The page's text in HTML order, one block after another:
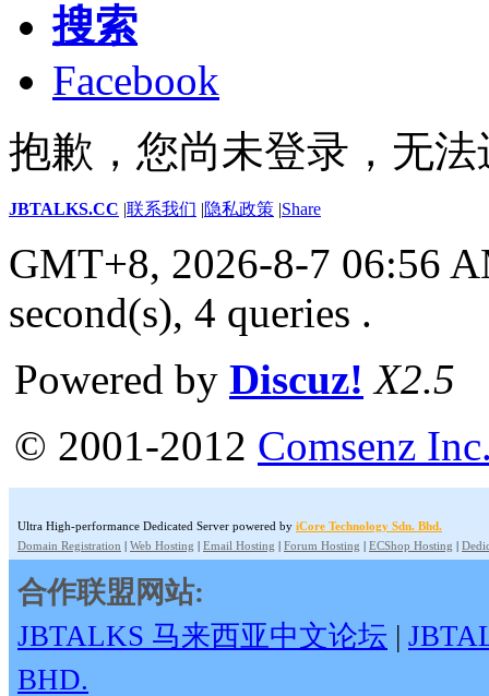
搜索
Facebook
抱歉，您尚未登录，无
JBTALKS.CC |联系我们 |隐私政策 |Share
GMT+8, 2026-8-7 06:56
second(s), 4 queries .
Powered by Discuz! X2.5
© 2001-2012 Comsenz
Ultra High-performance Dedicated Server powered by iCore Technology Sdn. Bhd.
Domain Registration | Web Hosting | Email Hosting | Forum Hosting | ECShop Hosting |
合作联盟网站:
JBTALKS 马来西亚中文论坛 |
BHD.